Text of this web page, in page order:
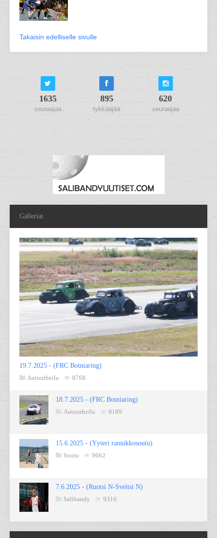
Takaisin edelliselle sivulle
1635
seuraajaa
895
tykkääjää
620
seuraajaa
Galleriat
19.7.2025 - (FRC Botniaring)
Autourheilu
8768
18.7.2025 - (FRC Botniaring)
Autourheilu
8189
15.6.2025 - (Yyteri rannikkosoutu)
Soutu
9662
7.6.2025 - (Ruotsi N-Sveitsi N)
Salibandy
9316